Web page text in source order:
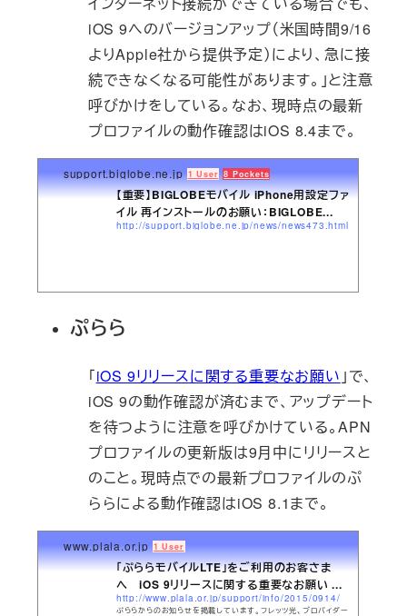
iOS 9へのバージョンアップ（米国時間9/16
よりApple社から提供予定）により、急に接
続できなくなる可能性があります。」と注意
呼びかけをしている。なお、現時点の最新
プロファイルの動作確認はiOS 8.4まで。
support.biglobe.ne.jp 1 User 8 Pockets
【重要】BIGLOBEモバイル iPhone用設定ファ
イル 再インストールのお願い：BIGLOBE...
http://support.biglobe.ne.jp/news/news473.html
ぷらら
「iOS 9リリースに関する重要なお願い 」で、
iOS 9の動作確認が済むまで、アップデート
を待つように注意を呼びかけている。APN
プロファイルの更新版は9月中にリリースと
のこと。現時点での最新プロファイルのぷ
ららによる動作確認はiOS 8.1まで。
www.plala.or.jp 1 User
「ぷららモバイルLTE」をご利用のお客さま
へ iOS 9リリースに関する重要なお願い ...
http://www.plala.or.jp/support/info/2015/0914/
ぷららからのお知らせを掲載しています。フレッツ光、プロバイダー